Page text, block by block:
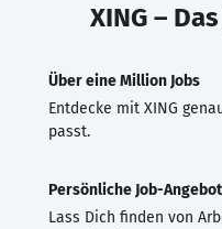
XING –
Über eine Million Jobs
Entdecke mit XING
passt.
Persönliche Job-
Lass Dich finden von